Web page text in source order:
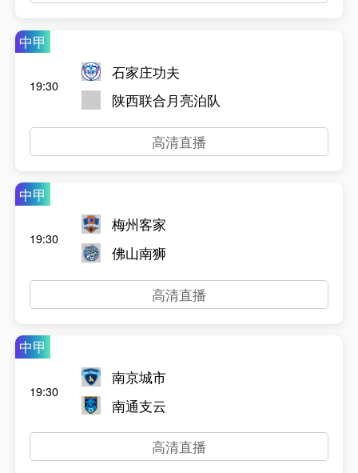
中甲
19:30
石家庄功夫
陕西联合月亮泊队
高清直播
中甲
19:30
梅州客家
佛山南狮
高清直播
中甲
19:30
南京城市
南通支云
高清直播